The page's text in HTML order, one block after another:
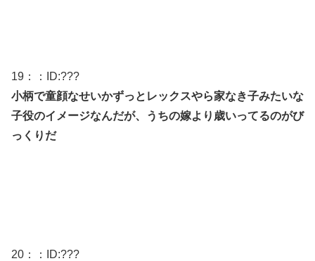
19 ：：ID:???
小柄で童顔なせいかずっとレックスやら家なき子みたいな
子役のイメージなんだが、うちの嫁より歳いってるのがび
っくりだ
20 ：：ID:???